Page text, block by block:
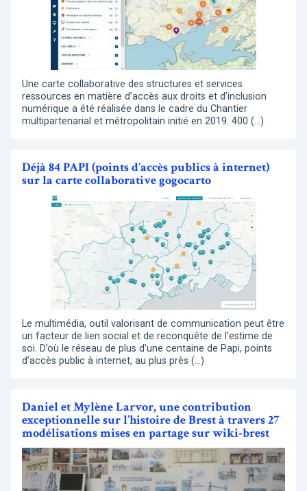
Une carte collaborative des structures et services
ressources en matière d’accès aux droits et d’inclusion
numérique a été réalisée dans le cadre du Chantier
multipartenarial et métropolitain initié en 2019. 400 (…)
Déjà 84 PAPI (points d’accès publics à internet)
sur la carte collaborative gogocarto
Le multimédia, outil valorisant de communication peut être
un facteur de lien social et de reconquête de l’estime de
soi. D’où le réseau de plus d’une centaine de Papi, points
d’accès public à internet, au plus près (…)
Daniel et Mylène Larvor, une contribution
exceptionnelle sur l’histoire de Brest à travers 27
modélisations mises en partage sur wiki-brest